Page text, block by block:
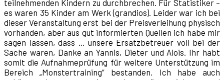
teilnehmenden Kindern zu durchbrechen. Für Statistiker –
es waren 35 Kinder am Werk (grandios). Leider war ich bei
dieser Veranstaltung erst bei der Preisverleihung physisch
vorhanden, aber aus gut informierten Quellen ich habe mir
sagen lassen, dass ... unsere Ersatzbetreuer voll bei der
Sache waren, Danke an Yannis, Dieter und Alois. Ihr habt
somit die Aufnahmeprüfung für weitere Unterstützung im
Bereich „Monstertraining“ bestanden. Ich habe auch